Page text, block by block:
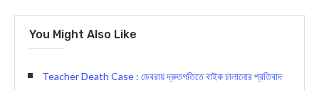
You Might Also Like
Teacher Death Case : ডেবরায় দ্রুতগতিতে বাইক চালানোর প্রতিবাদ